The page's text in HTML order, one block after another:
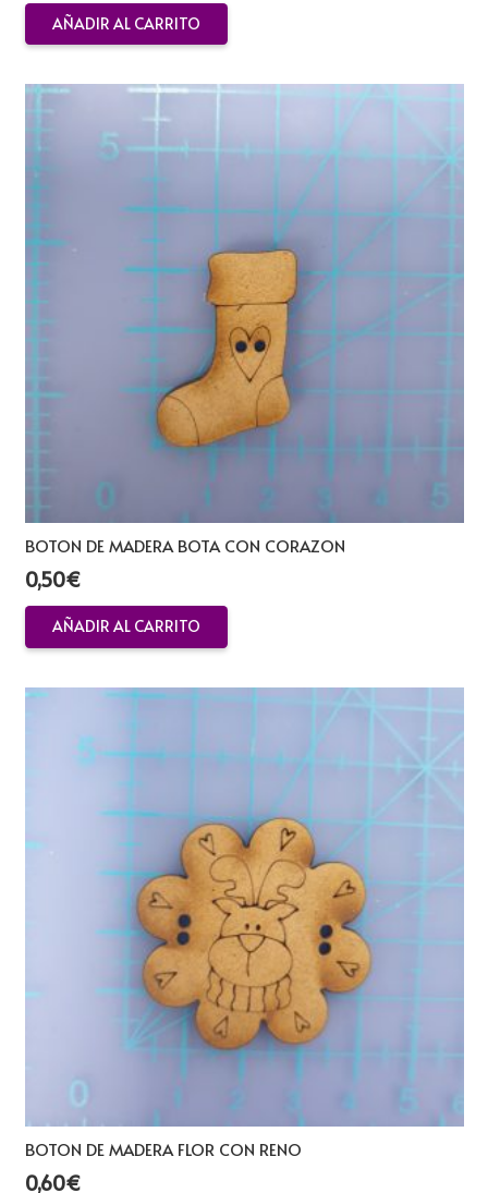
AÑADIR AL CARRITO
BOTON DE MADERA BOTA CON CORAZON
0,50€
AÑADIR AL CARRITO
BOTON DE MADERA FLOR CON RENO
0,60€